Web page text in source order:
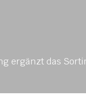
ergänzt das